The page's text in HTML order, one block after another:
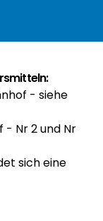
- siehe
- Nr 2 und Nr
sich eine